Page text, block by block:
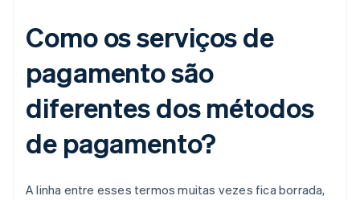
Como os serviços de
pagamento são
diferentes dos métodos
de pagamento?
A linha entre esses termos muitas vezes fica borrada,